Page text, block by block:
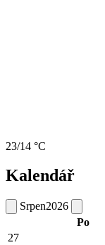
23/14 °C
Kalendář
Srpen2026
Po
27